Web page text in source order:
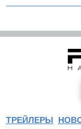
ТРЕЙЛЕРЫ